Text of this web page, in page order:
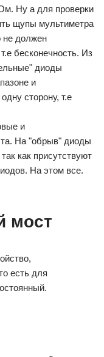
Ну а для проверки
щупы мультиметра
не должен
бесконечность. Из
диоды
и
сторону, т.е
и
На "обрыв" диоды
как присутствуют
На этом все.
мост
есть для